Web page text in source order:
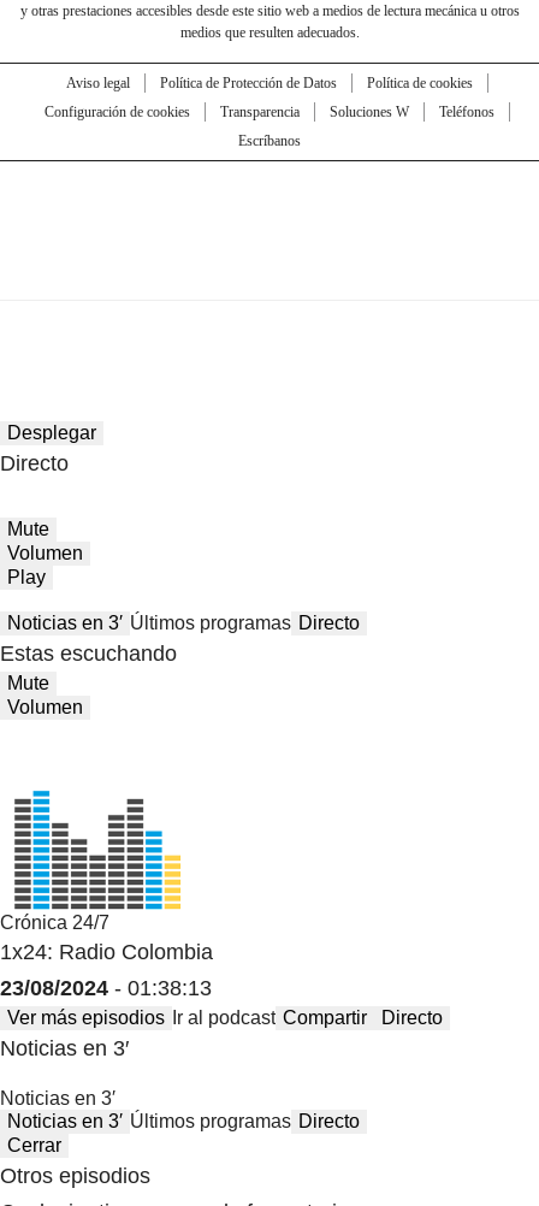
y otras prestaciones accesibles desde este sitio web a medios de lectura mecánica u otros
medios que resulten adecuados.
Aviso legal Política de Protección de Datos
Política de cookies
Configuración de cookies
Transparencia Soluciones W
Teléfonos
Escríbanos
Desplegar
Directo
Mute
Volumen
Play
Noticias en 3′ Últimos programas Directo
Estas escuchando
Mute
Volumen
Crónica 24/7
1x24: Radio Colombia
23/08/2024 - 01:38:13
Ver más episodios Ir al podcast Compartir Directo
Noticias en 3′
Noticias en 3′
Noticias en 3′ Últimos programas Directo
Cerrar
Otros episodios